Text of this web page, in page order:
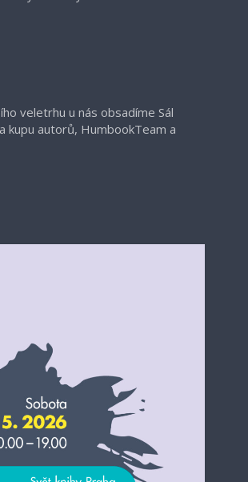
veletrhu u nás obsadíme Sál
kupu autorů, HumbookTeam a